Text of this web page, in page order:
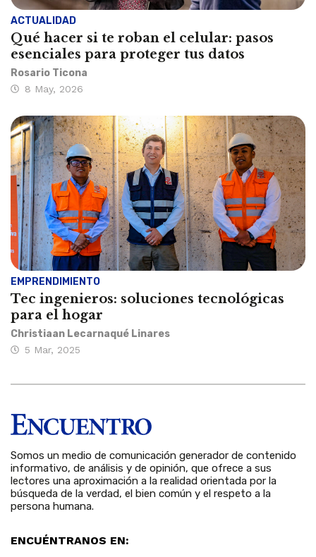
ACTUALIDAD
Qué hacer si te roban el celular: pasos
esenciales para proteger tus datos
Rosario Ticona
8 May, 2026
EMPRENDIMIENTO
Tec ingenieros: soluciones tecnológicas
para el hogar
Christiaan Lecarnaqué Linares
5 Mar, 2025
Somos un medio de comunicación generador de contenido
informativo, de análisis y de opinión, que ofrece a sus
lectores una aproximación a la realidad orientada por la
búsqueda de la verdad, el bien común y el respeto a la
persona humana.
ENCUÉNTRANOS EN: